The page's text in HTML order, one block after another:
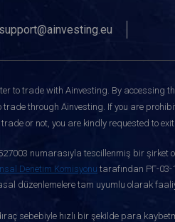
support@ainvesting.eu
to trade with Ainvesting. By accessing
through Ainvesting. If you are
or not, you are kindly requested to
numarasıyla tescillenmiş bir
Denetim Komisyonu tarafından РГ-03-
düzenlemelere tam uyumlu olarak
sebebiyle hızlı bir şekilde para